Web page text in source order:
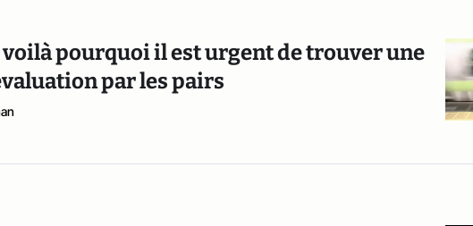
pourquoi il est urgent de trouver une
par les pairs